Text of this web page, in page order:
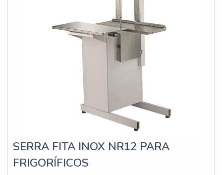
SERRA FITA INOX NR12 PARA
FRIGORÍFICOS